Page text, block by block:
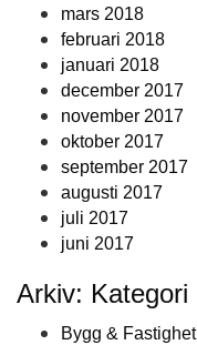
mars 2018
februari 2018
januari 2018
december 2017
november 2017
oktober 2017
september 2017
augusti 2017
juli 2017
juni 2017
Arkiv: Kategori
Bygg & Fastighet